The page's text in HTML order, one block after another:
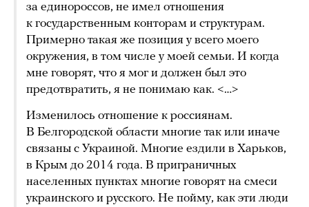
за единороссов, не имел отношения
к государственным конторам и структурам.
Примерно такая же позиция у всего моего
окружения, в том числе у моей семьи. И когда
мне говорят, что я мог и должен был это
предотвратить, я не понимаю как. <…>
Изменилось отношение к россиянам.
В Белгородской области многие так или иначе
связаны с Украиной. Многие ездили в Харьков,
в Крым до 2014 года. В приграничных
населенных пунктах многие говорят на смеси
украинского и русского. Не пойму, как эти люди